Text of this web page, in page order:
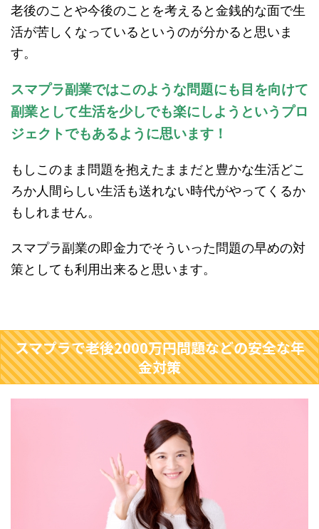
老後のことや今後のことを考えると金銭的な面で生
活が苦しくなっているというのが分かると思いま
す。
スマプラ副業ではこのような問題にも目を向けて
副業として生活を少しでも楽にしようというプロ
ジェクトでもあるように思います！
もしこのまま問題を抱えたままだと豊かな生活どこ
ろか人間らしい生活も送れない時代がやってくるか
もしれません。
スマプラ副業の即金力でそういった問題の早めの対
策としても利用出来ると思います。
スマプラで老後2000万円問題などの安全な年
金対策